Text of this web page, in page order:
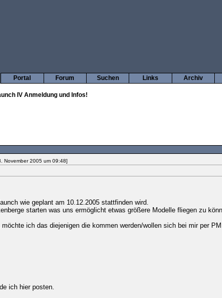
Archiv
Links
Suchen
Forum
Portal
IV Anmeldung und Infos!
November 2005 um 09:48]
wie geplant am 10.12.2005 stattfinden wird.
starten was uns ermöglicht etwas größere Modelle fliegen zu
ich das diejenigen die kommen werden/wollen sich bei mir per
ich hier posten.